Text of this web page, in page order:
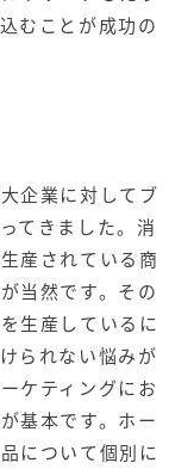
むことが成功の
企業に対してブ
てきました。消
産されている商
当然です。その
生産しているに
られない悩みが
ケティングにお
基本です。ホー
について個別に